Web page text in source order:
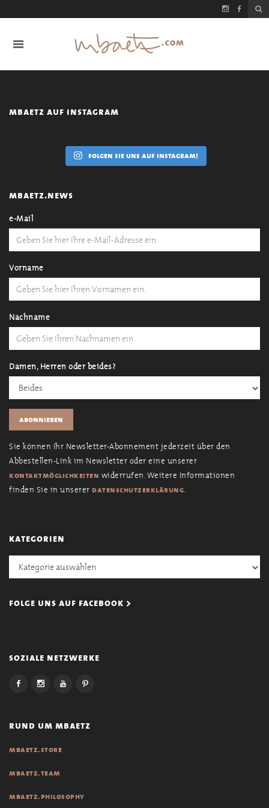
mbaetz auf instagram
folgen sie uns auf instagram!
mbaetz.news
e-Mail
Vorname
Nachname
Damen, Herren oder beides?
Sie können Ihr Newsletter-Abonnement jederzeit über den
Abbestellen-Link im Newsletter oder eine unserer
kontaktmöglichkeiten widerrufen. Weitere Informationen
finden Sie in unserer datenschutzerklärung.
kategorien
Kategorien
folge uns auf facebook >
soziale netzwerke
rund um mbaetz
mbaetz.store
mbaetz.team
mbaetz.philosophy